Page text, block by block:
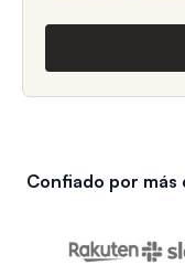
Confiado por